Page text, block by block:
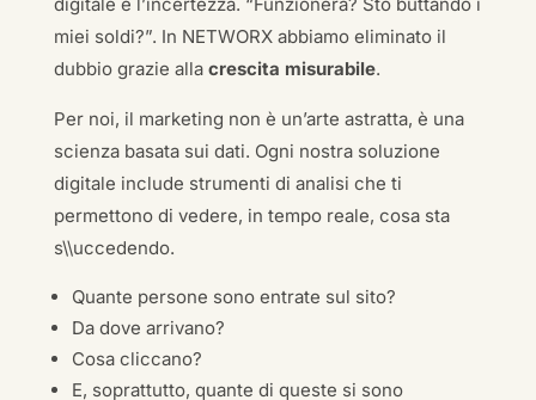
miei soldi?”. In NETWORX abbiamo eliminato il
dubbio grazie alla crescita misurabile.
Per noi, il marketing non è un’arte astratta, è una
scienza basata sui dati. Ogni nostra soluzione
digitale include strumenti di analisi che ti
permettono di vedere, in tempo reale, cosa sta
s\\uccedendo.
Quante persone sono entrate sul sito?
Da dove arrivano?
Cosa cliccano?
E, soprattutto, quante di queste si sono